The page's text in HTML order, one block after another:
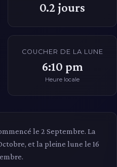
0.2jours
COUCHER DE LA LUNE
6:10 pm
Heure locale
le 2 Septembre. La
et la pleine lune le 16